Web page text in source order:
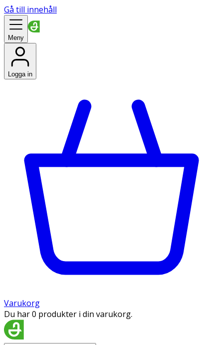
Gå till innehåll
Meny
Logga in
Varukorg
Du har 0 produkter i din varukorg.